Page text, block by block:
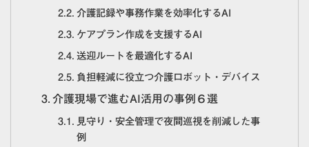
介護記録や事務作業を効率化するAI
ケアプラン作成を支援するAI
送迎ルートを最適化するAI
負担軽減に役立つ介護ロボット・デバイス
介護現場で進むAI活用の事例６選
見守り・安全管理で夜間巡視を削減した事
例